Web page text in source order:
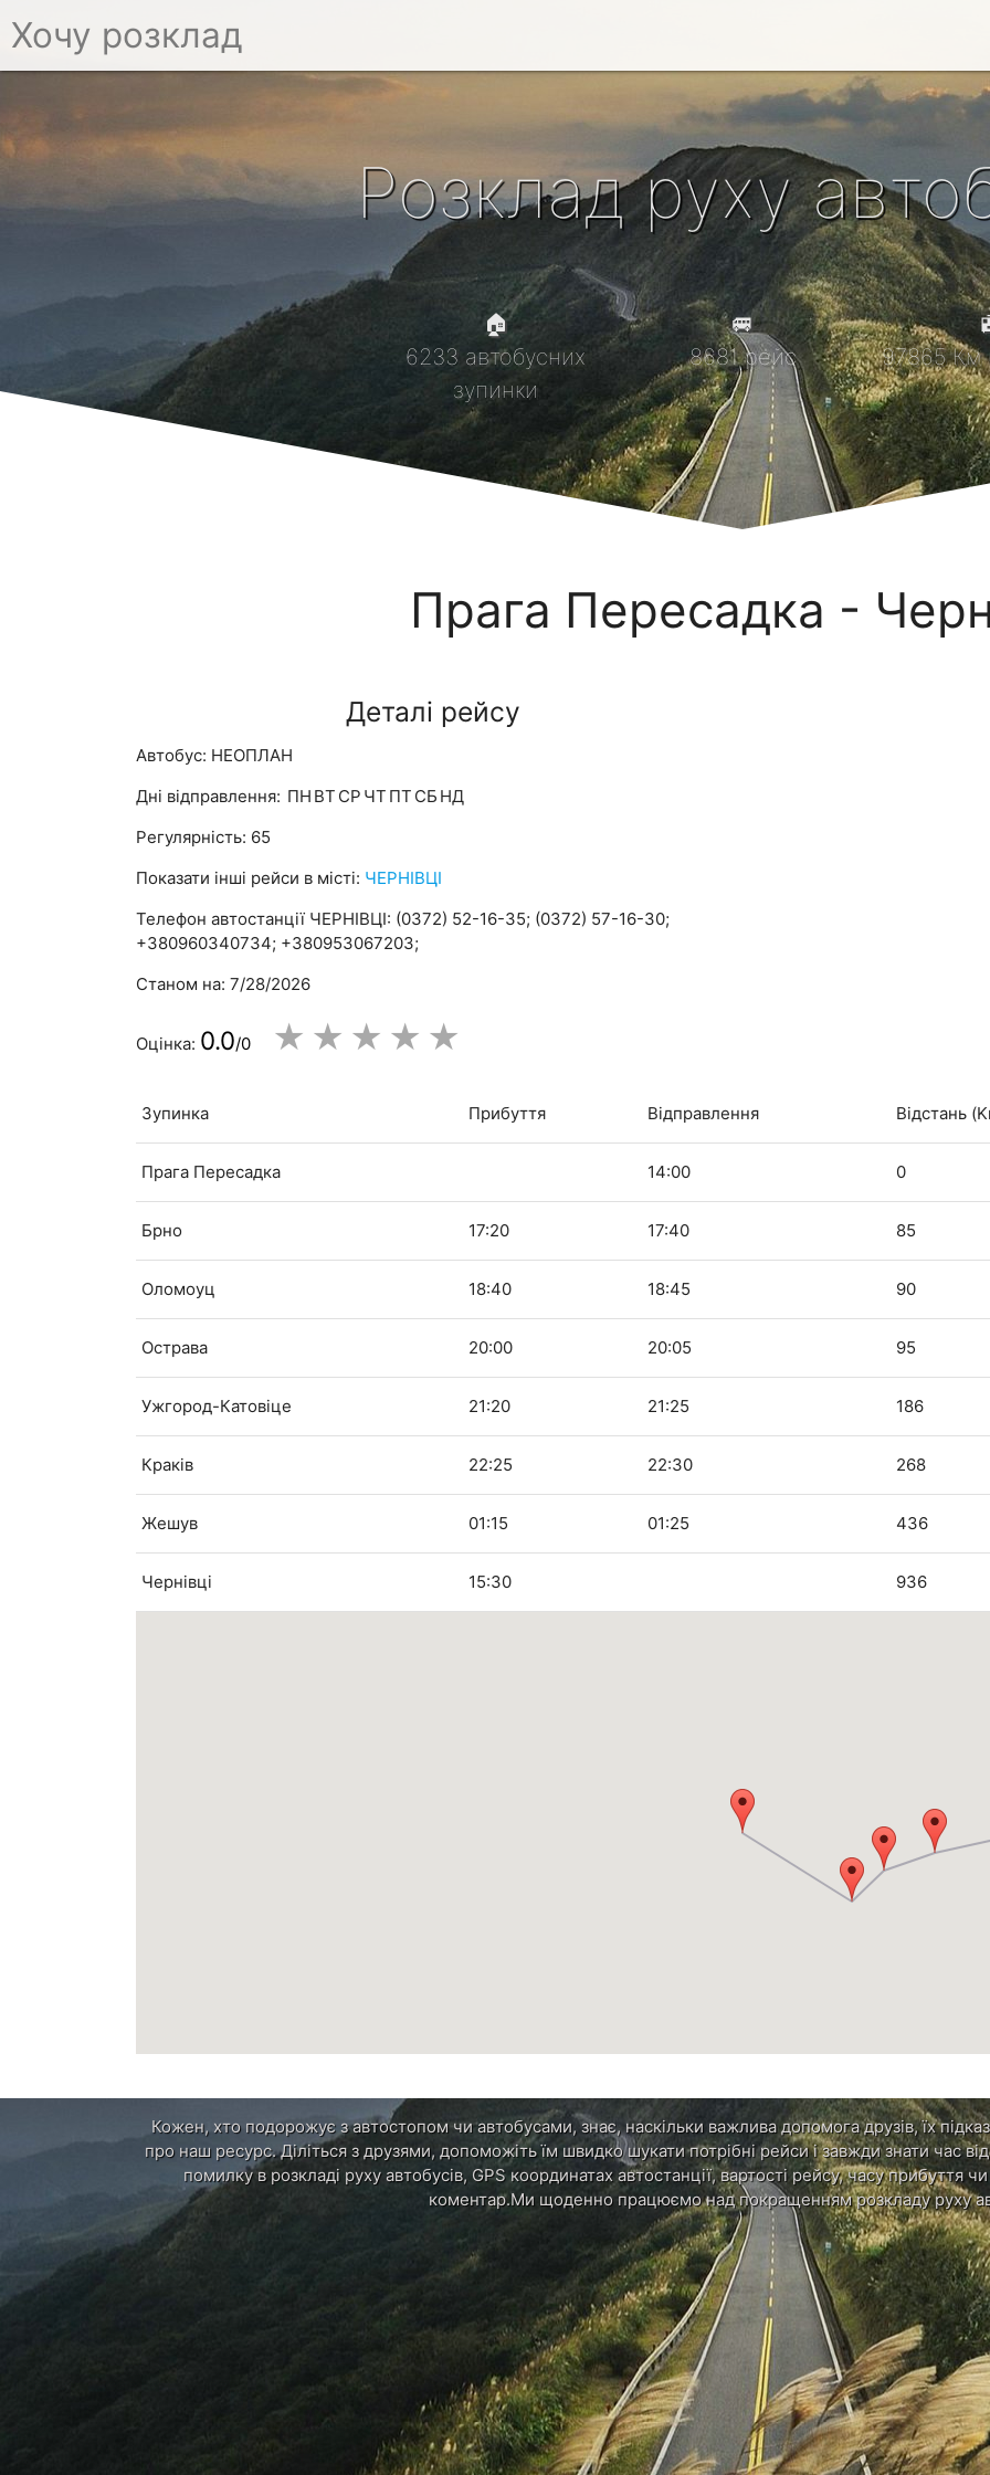
Хочу розклад
Розклад руху
🏠
6233 автобусних
зупинки
🚐
8681 рейс
97865 Км
Прага Пересадка -
Деталі рейсу
Автобус: НЕОПЛАН
Дні відправлення: ПН ВТ СР ЧТ ПТ СБ НД
Регулярність: 65
Показати інші рейси в місті: ЧЕРНІВЦІ
Телефон автостанції ЧЕРНІВЦІ: (0372) 52-16-35; (0372) 57-16-30;
+380960340734; +380953067203;
Станом на: 7/28/2026
Оцінка: 0.0/0 ★ ★ ★ ★ ★
Зупинка Прибуття Відправлення Відстань
Прага Пересадка 14:00 0
Брно 17:20 17:40 85
Оломоуц 18:40 18:45 90
Острава 20:00 20:05 95
Ужгород-Катовіце 21:20 21:25 186
Краків 22:25 22:30 268
Жешув 01:15 01:25 436
Чернівці 15:30 936
Кожен, хто подорожує з автостопом чи автобусами, знає, наскільки важлива допомога друзів, їх
про наш ресурс. Діліться з друзями, допоможіть їм швидко шукати потрібні рейси і завжди знати час
помилку в розкладі руху автобусів, GPS координатах автостанції, вартості рейсу, часу прибуття
коментар.Ми щоденно працюємо над покращенням розкладу руху